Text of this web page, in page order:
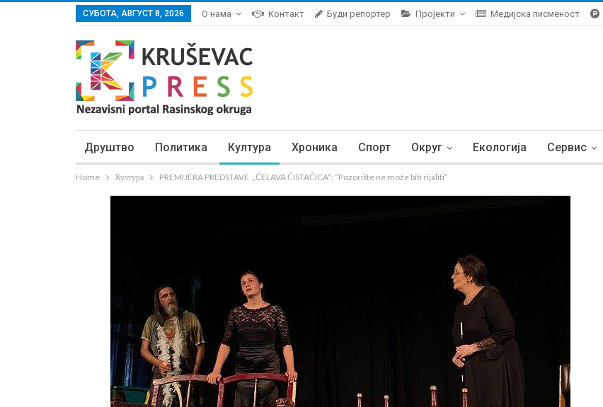
СУБОТА, АВГУСТ 8, 2026 О нама Контакт Буди репортер Пројекти Медијска писменост
Друштво Политика Култура Хроника Спорт Округ Екологија Сервис
Home Култура PREMIJERA PREDSTAVE „ĆELAVA ČISTAČICA“: “Pozorište ne može biti rijaliti”